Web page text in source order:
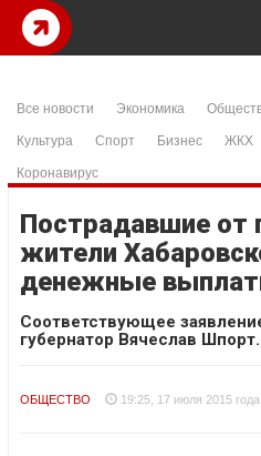
Все новости Экономика
Культура
Спорт Бизнес ЖКХ
Коронавирус
Пострадавшие от
жители
денежные
Соответствующее
губернатор Вячеслав Шпорт.
ОБЩЕСТВО 19:25, 17 июля 2015 года